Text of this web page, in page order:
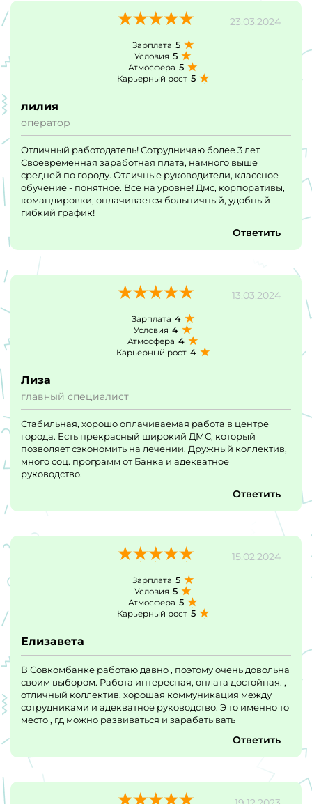
23.03.2024
Зарплата 5
Условия 5
Атмосфера 5
Карьерный рост 5
лилия
оператор
Отличный работодатель! Сотрудничаю более 3 лет.
Своевременная заработная плата, намного выше
средней по городу. Отличные руководители, классное
обучение - понятное. Все на уровне! Дмс, корпоративы,
командировки, оплачивается больничный, удобный
гибкий график!
Ответить
13.03.2024
Зарплата 4
Условия 4
Атмосфера 4
Карьерный рост 4
Лиза
главный специалист
Стабильная, хорошо оплачиваемая работа в центре
города. Есть прекрасный широкий ДМС, который
позволяет сэкономить на лечении. Дружный коллектив,
много соц. программ от Банка и адекватное
руководство.
Ответить
15.02.2024
Зарплата 5
Условия 5
Атмосфера 5
Карьерный рост 5
Елизавета
В Совкомбанке работаю давно , поэтому очень довольна
своим выбором. Работа интересная, оплата достойная. ,
отличный коллектив, хорошая коммуникация между
сотрудниками и адекватное руководство. Э то именно то
место , гд можно развиваться и зарабатывать
Ответить